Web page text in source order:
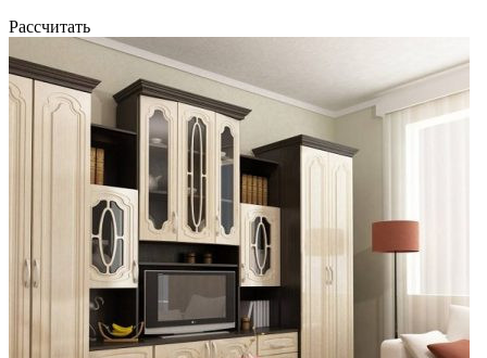
Рассчитать